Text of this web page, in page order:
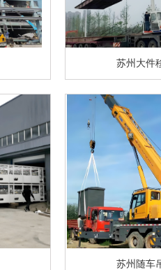
苏州大件
苏州随车